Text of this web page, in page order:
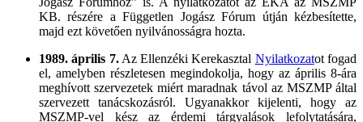
KB. részére a Független Jogász Fórum útján kézbesítette,
majd ezt követően nyilvánosságra hozta.
1989. április 7.Az Ellenzéki Kerekasztal Nyilatkozatot fogad
el, amelyben részletesen megindokolja, hogy az április 8-ára
meghívott szervezetek miért maradnak távol az MSZMP által
szervezett tanácskozásról. Ugyanakkor kijelenti, hogy az
MSZMP-vel kész az érdemi tárgyalások lefolytatására,